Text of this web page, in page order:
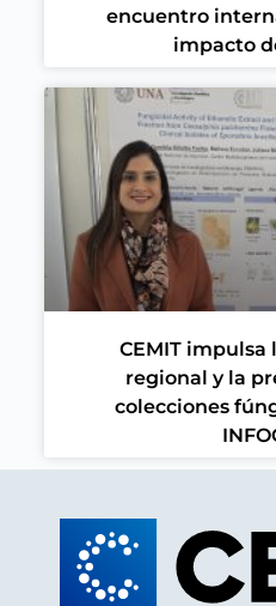
encuentro
impacto
CEMIT impulsa
regional y la
colecciones